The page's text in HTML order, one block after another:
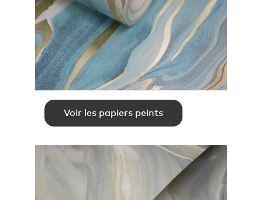
Voir les papiers peints